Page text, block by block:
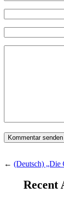
← (Deutsch) „Die
Recent